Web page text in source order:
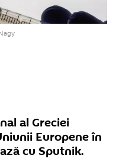
al Greciei
Europene în
cu Sputnik.